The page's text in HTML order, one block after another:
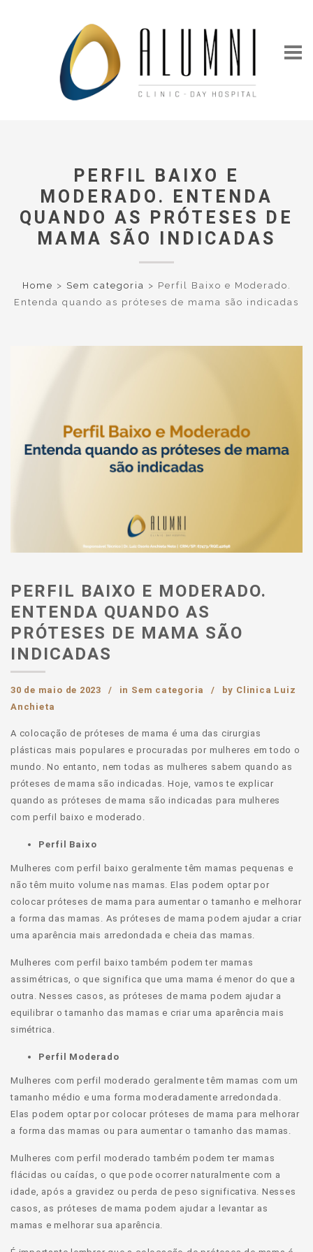
PERFIL BAIXO E
MODERADO. ENTENDA
QUANDO AS PRÓTESES DE
MAMA SÃO INDICADAS
Home > Sem categoria > Perfil Baixo e Moderado.
Entenda quando as próteses de mama são indicadas
PERFIL BAIXO E MODERADO.
ENTENDA QUANDO AS
PRÓTESES DE MAMA SÃO
INDICADAS
30 de maio de 2023 in Sem categoria by Clinica Luiz
Anchieta
A colocação de próteses de mama é uma das cirurgias
plásticas mais populares e procuradas por mulheres em todo o
mundo. No entanto, nem todas as mulheres sabem quando as
próteses de mama são indicadas. Hoje, vamos te explicar
quando as próteses de mama são indicadas para mulheres
com perfil baixo e moderado.
Perfil Baixo
Mulheres com perfil baixo geralmente têm mamas pequenas e
não têm muito volume nas mamas. Elas podem optar por
colocar próteses de mama para aumentar o tamanho e melhorar
a forma das mamas. As próteses de mama podem ajudar a criar
uma aparência mais arredondada e cheia das mamas.
Mulheres com perfil baixo também podem ter mamas
assimétricas, o que significa que uma mama é menor do que a
outra. Nesses casos, as próteses de mama podem ajudar a
equilibrar o tamanho das mamas e criar uma aparência mais
simétrica.
Perfil Moderado
Mulheres com perfil moderado geralmente têm mamas com um
tamanho médio e uma forma moderadamente arredondada.
Elas podem optar por colocar próteses de mama para melhorar
a forma das mamas ou para aumentar o tamanho das mamas.
Mulheres com perfil moderado também podem ter mamas
flácidas ou caídas, o que pode ocorrer naturalmente com a
idade, após a gravidez ou perda de peso significativa. Nesses
casos, as próteses de mama podem ajudar a levantar as
mamas e melhorar sua aparência.